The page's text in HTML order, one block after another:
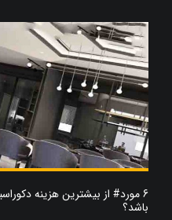
6 مورد# از بیشترین هزینه
باشد؟